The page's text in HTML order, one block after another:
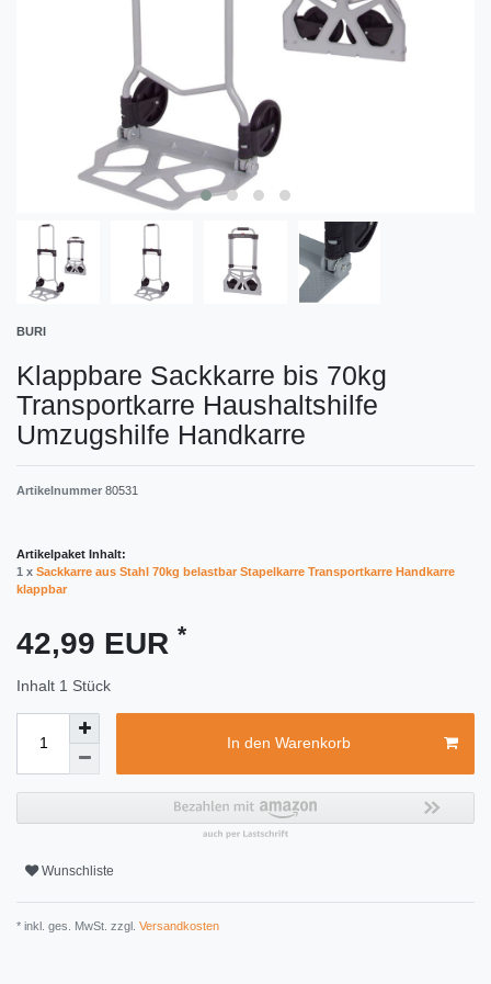
BURI
Klappbare Sackkarre bis 70kg
Transportkarre Haushaltshilfe
Umzugshilfe Handkarre
Artikelnummer 80531
Artikelpaket Inhalt:
1 x Sackkarre aus Stahl 70kg belastbar Stapelkarre Transportkarre Handkarre
klappbar
42,99 EUR *
Inhalt 1 Stück
In den Warenkorb
Wunschliste
* inkl. ges. MwSt. zzgl. Versandkosten